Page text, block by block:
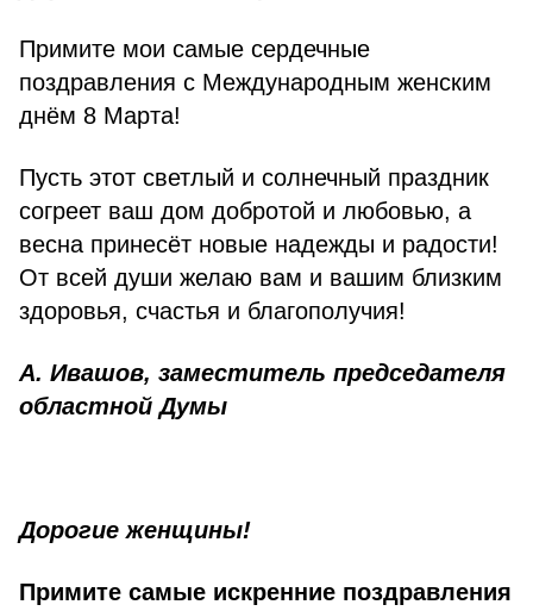
Примите мои самые сердечные
поздравления с Международным женским
днём 8 Марта!
Пусть этот светлый и солнечный праздник
согреет ваш дом добротой и любовью, а
весна принесёт новые надежды и радости!
От всей души желаю вам и вашим близким
здоровья, счастья и благополучия!
А. Ивашов, заместитель председателя
областной Думы
Дорогие женщины!
Примите самые искренние поздравления